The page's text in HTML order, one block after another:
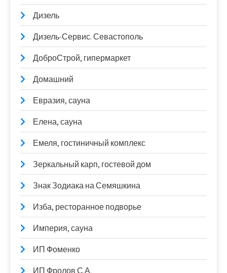
Дизель
Дизель-Сервис. Севастополь
ДоброСтрой, гипермаркет
Домашний
Евразия, сауна
Елена, сауна
Емеля, гостиничный комплекс
Зеркальный карп, гостевой дом
Знак Зодиака на Семяшкина
Изба, ресторанное подворье
Империя, сауна
ИП Фоменко
ИП Фролов С.А.